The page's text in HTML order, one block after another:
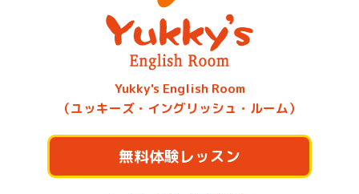
Yukky's English Room
（ユッキーズ・イングリッシュ・ルーム）
無料体験レッスン